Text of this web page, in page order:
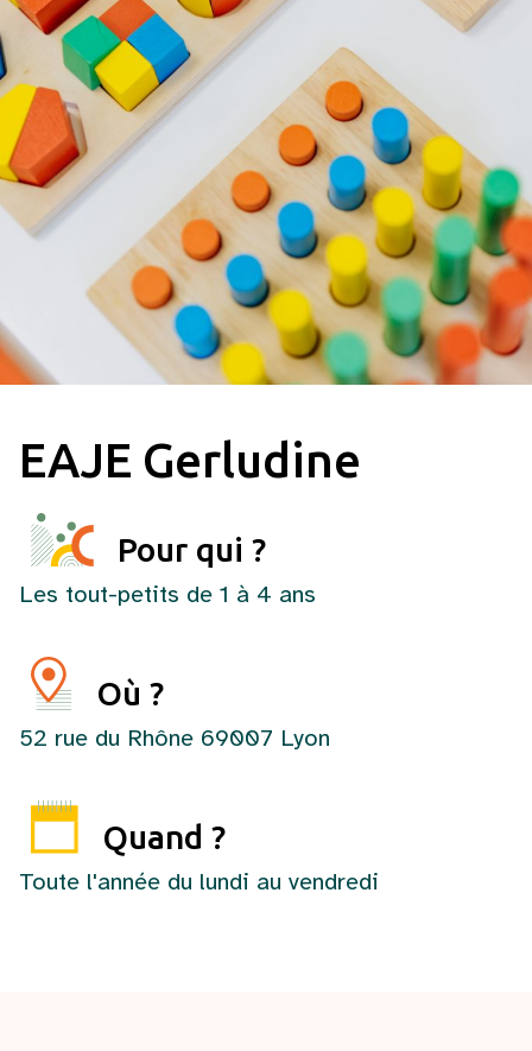
EAJE Gerludine
Pour qui ?
Les tout-petits de 1 à 4 ans
Où ?
52 rue du Rhône 69007 Lyon
Quand ?
Toute l'année du lundi au vendredi